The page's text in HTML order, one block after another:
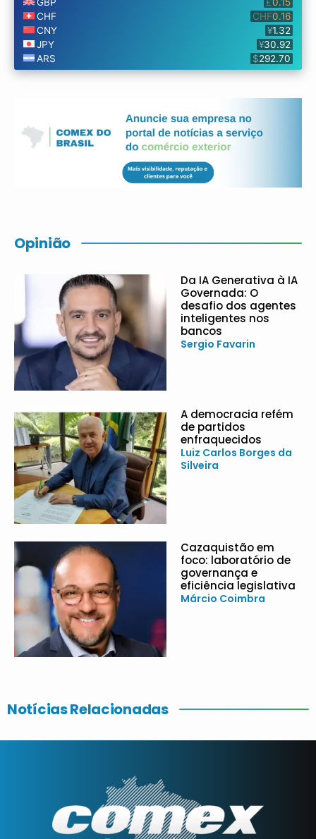
Opinião
Da IA Generativa à IA
Governada: O
desafio dos agentes
inteligentes nos
bancos
Sergio Favarin
A democracia refém
de partidos
enfraquecidos
Luiz Carlos Borges da
Silveira
Cazaquistão em
foco: laboratório de
governança e
eficiência legislativa
Márcio Coimbra
Notícias Relacionadas